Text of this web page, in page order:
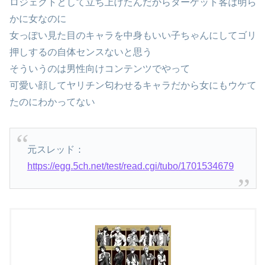
ロジェクトとして立ち上げたんだからターゲット客は明ら
かに女なのに
女っぽい見た目のキャラを中身もいい子ちゃんにしてゴリ
押しするの自体センスないと思う
そういうのは男性向けコンテンツでやって
可愛い顔してヤリチン匂わせるキャラだから女にもウケて
たのにわかってない
元スレッド：
https://egg.5ch.net/test/read.cgi/tubo/1701534679